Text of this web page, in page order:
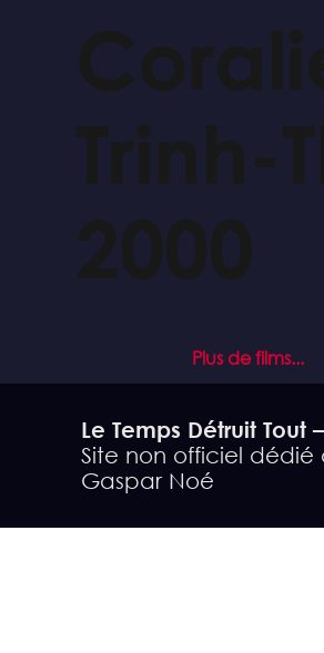
Trinh-
2000
Plus de films...
Le Temps Détruit Tout
Site non officiel dédié
Gaspar Noé